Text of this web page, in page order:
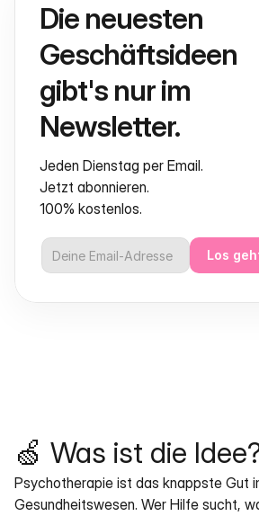
🍏 Was ist die
Psychotherapie ist das knappste Gut
Gesundheitswesen. Wer Hilfe sucht,
Die neuesten
Geschäftsideen
gibt's nur im
Newsletter.
Jeden Dienstag per Email.
Jetzt abonnieren.
100% kostenlos.
Los